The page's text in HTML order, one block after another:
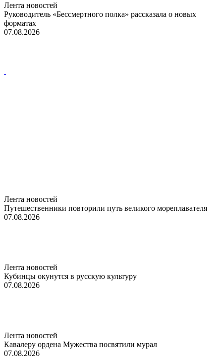
Лента новостей
Руководитель «Бессмертного полка» рассказала о новых
форматах
07.08.2026
Лента новостей
Путешественники повторили путь великого мореплавателя
07.08.2026
Лента новостей
Кубинцы окунутся в русскую культуру
07.08.2026
Лента новостей
Кавалеру ордена Мужества посвятили мурал
07.08.2026